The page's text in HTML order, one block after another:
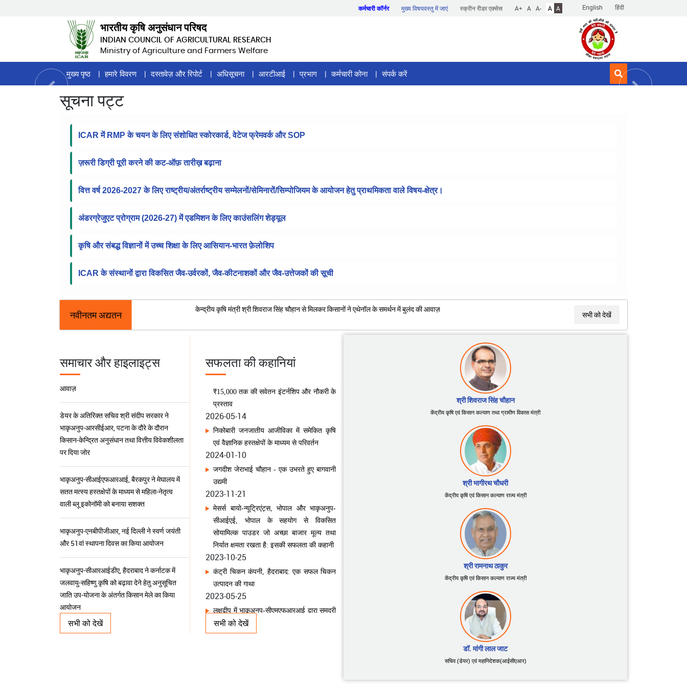
English हिंदी
कर्मचारी कॉर्नर मुख्य विषयवस्तु में जाएं स्क्रीन रीडर एक्सेस A+ A A- A A
भारतीय कृषि अनुसंधान परिषद
INDIAN COUNCIL OF AGRICULTURAL RESEARCH
Ministry of Agriculture and Farmers Welfare
Home
Page
Menu
मुख्य पृष्ठ हमारे विवरण दस्तावेज़ और रिपोर्ट अधिसूचना आरटीआई प्रभाग कर्मचारी कोना संपर्क करें
सूचना पट्ट
ICAR में RMP के चयन के लिए संशोधित स्कोरकार्ड, वेटेज फ्रेमवर्क और SOP
ज़रूरी डिग्री पूरी करने की कट-ऑफ़ तारीख़ बढ़ाना
वित्त वर्ष 2026-2027 के लिए राष्ट्रीय/अंतर्राष्ट्रीय सम्मेलनों/सेमिनारों/सिम्पोजियम के आयोजन हेतु प्राथमिकता वाले विषय-क्षेत्र।
अंडरग्रेजुएट प्रोग्राम (2026-27) में एडमिशन के लिए काउंसलिंग शेड्यूल
कृषि और संबद्ध विज्ञानों में उच्च शिक्षा के लिए आसियान-भारत फ़ेलोशिप
ICAR के संस्थानों द्वारा विकसित जैव-उर्वरकों, जैव-कीटनाशकों और जैव-उत्तेजकों की सूची
नवीनतम अद्यतन केन्द्रीय कृषि मंत्री श्री शिवराज सिंह चौहान से मिलकर किसानों ने एथेनॉल के समर्थन में बुलंद की आवाज़
सभी को देखें
समाचार और हाइलाइट्स
डेयर के अतिरिक्त सचिव श्री संदीप सरकार ने
भाकृअनुप-आरसीईआर, पटना के दौरे के दौरान
किसान-केन्द्रित अनुसंधान तथा वित्तीय विवेकशीलता
पर दिया जोर
भाकृअनुप-सीआईएफआरआई, बैरकपुर ने मेघालय में
सतत मत्स्य हस्तक्षेपों के माध्यम से महिला-नेतृत्व
वाली ब्लू इकोनॉमी को बनाया सशक्त
भाकृअनुप-एनबीपीजीआर, नई दिल्ली ने स्वर्ण जयंती
और 51वां स्थापना दिवस का किया आयोजन
भाकृअनुप-सीआरआईडीए, हैदराबाद ने कर्नाटक में
जलवायु-सहिष्णु कृषि को बढ़ावा देने हेतु अनुसूचित
जाति उप-योजना के अंतर्गत किसान मेले का किया
आयोजन
भाकृअनुप-आईआईओआर, हैदराबाद ने स्वर्ण जयंती
स्थापना दिवस का किया आयोजन
सभी को देखें
सफलता की कहानियां
2026-05-14
निकोबारी जनजातीय आजीविका में समेकित कृषि
एवं वैज्ञानिक हस्तक्षेपों के माध्यम से परिवर्तन
2024-01-10
जगदीश जेराभाई चौहान - एक उभरते हुए बागवानी
उद्यमी
2023-11-21
मेसर्स बायो-न्यूट्रिएंट्स, भोपाल और भाकृअनुप-
सीआईएई, भोपाल के सहयोग से विकसित
सोयामिल्क पाउडर जो अच्छा बाजार मूल्य तथा
निर्यात क्षमता रखता है: इसकी सफलता की कहानी
2023-10-25
कंट्री चिकन कंपनी, हैदराबाद: एक सफल चिकन
उत्पादन की गाथा
2023-05-25
लक्षद्वीप में भाकृअनुप-सीएमएफआरआई द्वारा समुद्री
शैवाल खेती उद्यम काफी सफलता हासिल कर रहा
है
2023-05-20
एक नवोदित कृषि-उद्यमी: श्री सचिन झा
सभी को देखें
श्री शिवराज सिंह चौहान
केंद्रीय कृषि एवं किसान कल्याण तथा ग्रामीण विकास मंत्री
श्री भागीरथ चौधरी
केंद्रीय कृषि एवं किसान कल्याण राज्य मंत्री
श्री रामनाथ ठाकुर
केंद्रीय कृषि एवं किसान कल्याण राज्य मंत्री
डॉ. मांगी लाल जाट
सचिव (डेयर) एवं महानिदेशक(आईसीएआर)